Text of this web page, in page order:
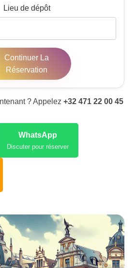
Lieu de dépôt
Continuer La
Réservation
? Appelez +32 471 22 00 45
WhatsApp
Discuter pour réserver